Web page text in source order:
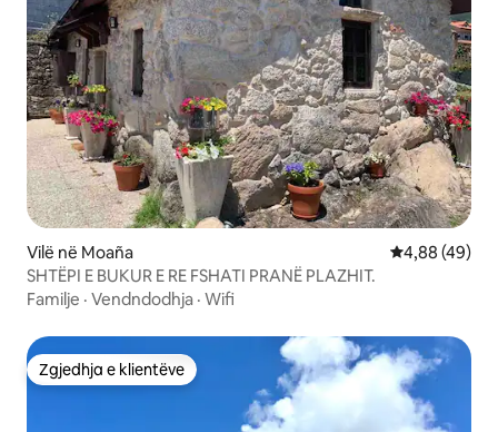
Vilë në Moaña Vlerësimi
4,88 (49)
SHTËPI E BUKUR E RE FSHATI PRANË PLAZHIT.
Familje · Vendndodhja · Wifi
Zgjedhja e klientëve
Zgjedhja e klientëve